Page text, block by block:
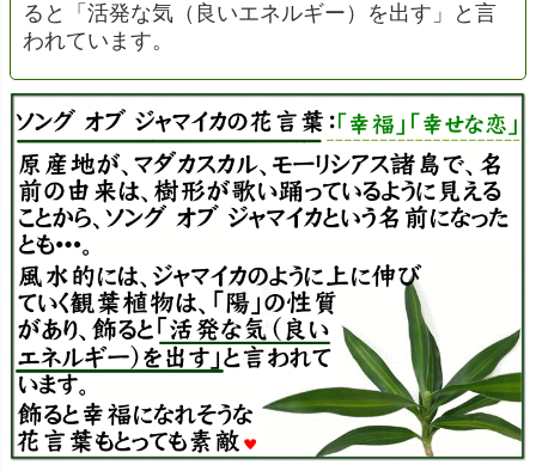
ると「活発な気（良いエネルギー）を出す」と言
われています。